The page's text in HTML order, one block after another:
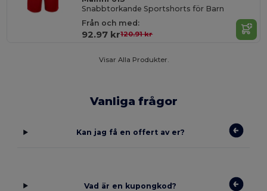
Snabbtorkande Sportshorts för Barn
Från och med:
92.97 kr120.91 kr
Visar Alla Produkter.
Vanliga frågor
Kan jag få en offert av er?
Vad är en kupongkod?